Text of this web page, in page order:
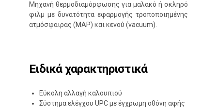
Μηχανή θερμοδιαμόρφωσης για μαλακό ή σκληρό
φιλμ με δυνατότητα εφαρμογής τροποποιημένης
ατμόσφαιρας (MAP) και κενού (vacuum).
Ειδικά χαρακτηριστικά
Εύκολη αλλαγή καλουπιού
Σύστημα ελέγχου UPC με έγχρωμη οθόνη αφής